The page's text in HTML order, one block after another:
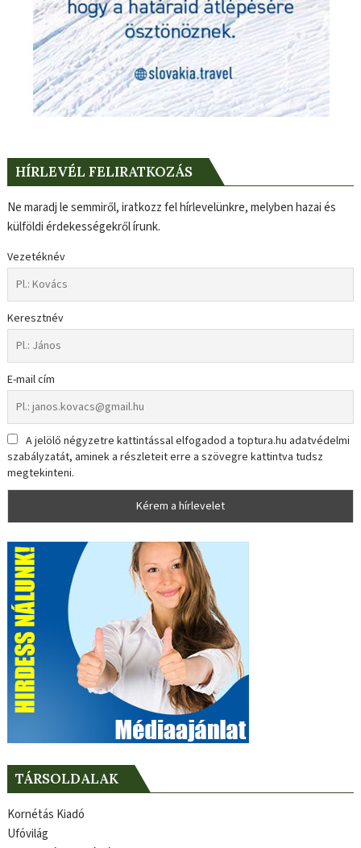
HÍRLEVÉL FELIRATKOZÁS
Ne maradj le semmiről, iratkozz fel hírlevelünkre, melyben hazai és
külföldi érdekességekről írunk.
Vezetéknév
Keresztnév
E-mail cím
A jelölő négyzetre kattintással elfogadod a toptura.hu adatvédelmi
szabályzatát, aminek a részleteit erre a szövegre kattintva tudsz
megtekinteni.
TÁRSOLDALAK
Kornétás Kiadó
Ufóvilág